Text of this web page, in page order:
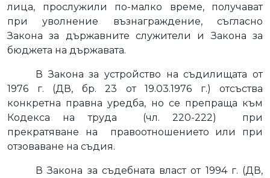
лица, прослужили по-малко време, получават
при уволнение възнаграждение, съгласно
Закона за държавните служители и Закона за
бюджета на държавата.
В Закона за устройство на съдилищата от
1976 г. (ДВ, бр. 23 от 19.03.1976 г.) отсъства
конкретна правна уредба, но се препраща към
Кодекса на труда
(чл. 220-222)
при
прекратяване на
правоотношението или при
отзоваване на съдия.
В Закона за съдебната власт от 1994 г. (ДВ,